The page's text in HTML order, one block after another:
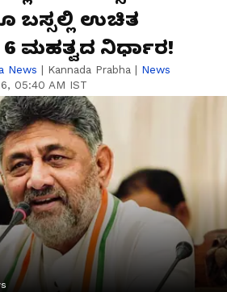
ಬಸ್ಸಲ್ಲಿ ಉಚಿತ
ಮಹತ್ವದ ನಿರ್ಧಾರ!
News | Kannada Prabha | News
05:40 AM IST